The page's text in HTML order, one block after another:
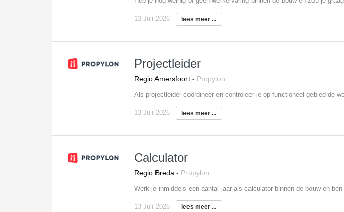
13 Juli 2026- lees meer ...
Projectleider
Regio Amersfoort- Propylon
13 Juli 2026- lees meer ...
Calculator
Regio Breda - Propylon
13 Juli 2026- lees meer ...